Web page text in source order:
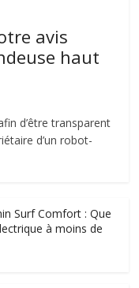
avis
haut
d’être transparent
d’un robot-
Surf Comfort : Que
à moins de